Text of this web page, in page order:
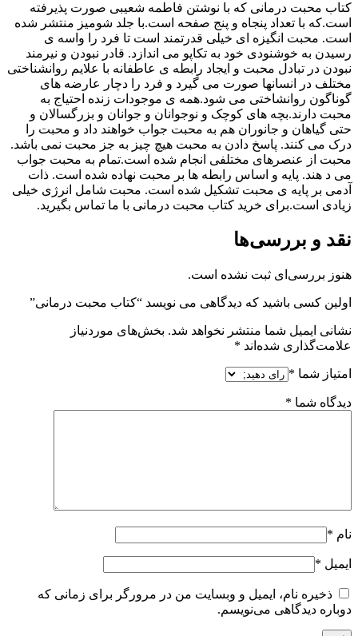
کتاب محبت درمانی که با نوشتن فاطمه شعیبی صورت پذیرفته
است.که با تعداد پنجاه و پنج صفحه است.با جلد شومیز منتشر شده
است. محبت انگیزه ای خیلی قدرتمند است تا فرد را واسه ی
رسیدن به خوشنودی خود به تکاپو می اندازد. قادر نبودن و نیرمند
نبودن در تبادل محبت و ایجاد رابطه ی عاطفانه با علایم روانشناختی
مختلف در انسانها صورت می گیرد و فرد را دچار عارضه های
گوناگون روانشاختی می شود.همه ی موجودات زنده احتیاج به
محبت دارند.بچه های کوچک و نوجوانان و جوانان و بزرگسالان و
حتی گیاهان و جانوران هم به محبت جواب خواهند داد و محبت را
درک می کنند. پاسخ دادن به محبت هیچ چیز به جز محبت نمی باشد.
محبت از عنصرهای مختلفی انجام شده است.تمام به محبت جواب
می د هند. پایه و اساس رابطه ها بر محبت نهاده شده است. ذات
آدمی بر پایه ی محبت تشکیل شده است. محبت شامل انرژی خیلی
زیادی است.برای خرید کتاب محبت درمانی با ما تماس بگیرید.
نقد و بررسی‌ها
هنوز بررسی‌ای ثبت نشده است.
اولین کسی باشید که دیدگاهی می نویسد “کتاب محبت درمانی”
نشانی ایمیل شما منتشر نخواهد شد. بخش‌های موردنیاز
علامت‌گذاری شده‌اند *
امتیاز شما *
دیدگاه شما *
نام *
ایمیل *
ذخیره نام، ایمیل و وبسایت من در مرورگر برای زمانی که
دوباره دیدگاهی می‌نویسم.